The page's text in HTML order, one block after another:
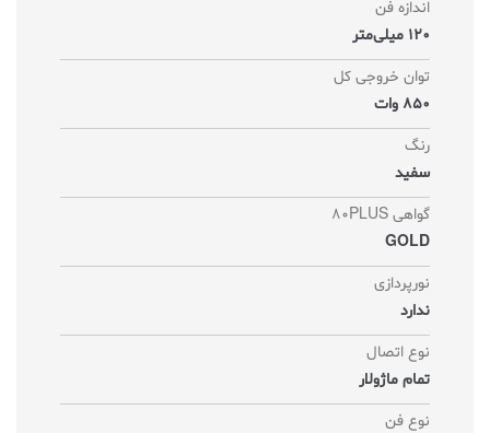
اندازه فن
120 میلی‌متر
توان خروجی کل
850 وات
رنگ
سفید
گواهی 80PLUS
GOLD
نورپردازی
ندارد
نوع اتصال
تمام ماژولار
نوع فن